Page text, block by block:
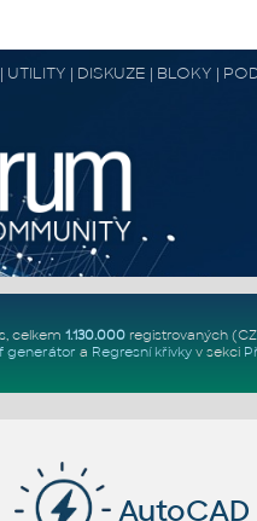
UTILITY | DISKUZE | BLOKY |
celkem 1.130.000registrovaných
generátor a Regresní křivkyv sekci
AutoCAD